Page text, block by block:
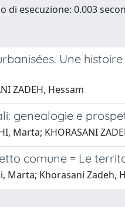
di esecuzione: 0.003
Une
ZADEH, Hessam
genealogie e
Marta; KHORASANI
comune = Le
Marta; Khorasani Zadeh,